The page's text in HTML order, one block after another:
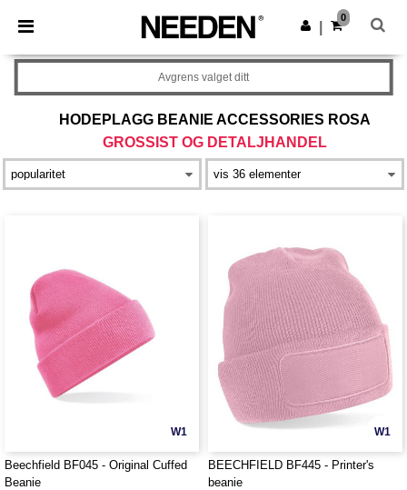
× Needen-app
Bedre priser i appen!
Last ned app
0
HODEPLAGG BEANIE ACCESSORIES ROSA
GROSSIST OG DETALJHANDEL
Avgrens valget ditt
W1
Beechfield BF045 - Original Cuffed
Beanie
W1
BEECHFIELD BF445 - Printer's
beanie